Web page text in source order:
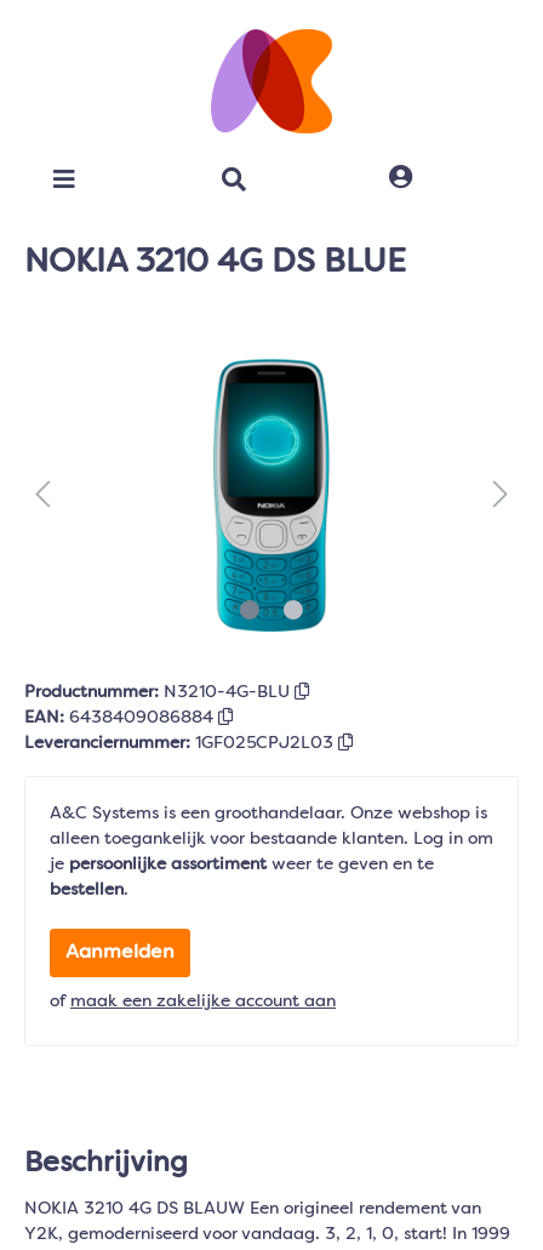
NOKIA 3210 4G DS BLUE
Productnummer: N3210-4G-BLU
EAN: 6438409086884
Leveranciernummer: 1GF025CPJ2L03
A&C Systems is een groothandelaar. Onze webshop is
alleen toegankelijk voor bestaande klanten. Log in om
je persoonlijke assortimentweer te geven en te
bestellen.
Aanmelden
of maak een zakelijke account aan
Beschrijving
NOKIA 3210 4G DS BLAUW Een origineel rendement van
Y2K, gemoderniseerd voor vandaag. 3, 2, 1, 0, start! In 1999